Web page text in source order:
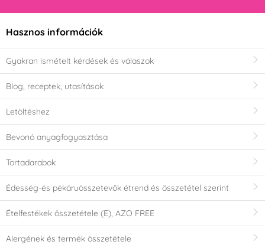
Hasznos információk
Gyakran ismételt kérdések és válaszok
Blog, receptek, utasítások
Letöltéshez
Bevonó anyagfogyasztása
Tortadarabok
Édesség-és pékáruösszetevők étrend és összetétel szerint
Ételfestékek összetétele (E), AZO FREE
Alergének és termék összetétele